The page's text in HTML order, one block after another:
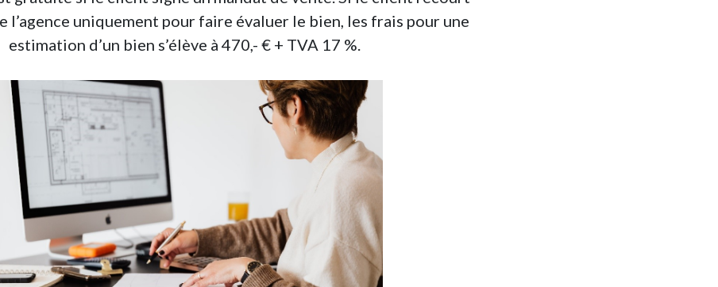
l’agence uniquement pour faire évaluer le bien, les frais pour une
estimation d’un bien s’élève à 470,- € + TVA 17 %.